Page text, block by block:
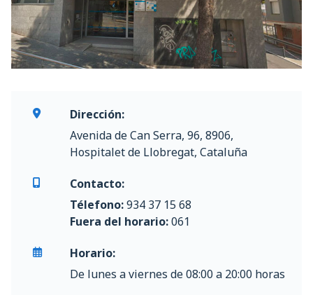
Dirección:
Avenida de Can Serra, 96, 8906,
Hospitalet de Llobregat, Cataluña
Contacto:
Télefono:934 37 15 68
Fuera del horario:061
Horario:
De lunes a viernes de 08:00 a 20:00 horas